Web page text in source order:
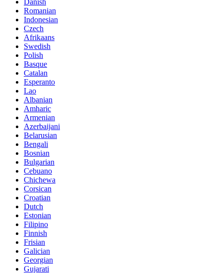
Danish
Romanian
Indonesian
Czech
Afrikaans
Swedish
Polish
Basque
Catalan
Esperanto
Lao
Albanian
Amharic
Armenian
Azerbaijani
Belarusian
Bengali
Bosnian
Bulgarian
Cebuano
Chichewa
Corsican
Croatian
Dutch
Estonian
Filipino
Finnish
Frisian
Galician
Georgian
Gujarati